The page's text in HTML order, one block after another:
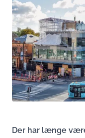
Der har længe